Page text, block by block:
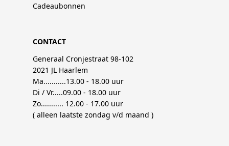
Cadeaubonnen
CONTACT
Generaal Cronjestraat 98-102
2021 JL Haarlem
Ma...........13.00 - 18.00 uur
Di / Vr.....09.00 - 18.00 uur
Zo........... 12.00 - 17.00 uur
( alleen laatste zondag v/d maand )